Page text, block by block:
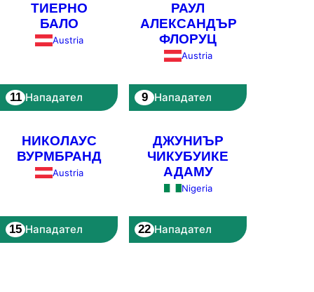
ТИЕРНО
БАЛО
Austria
11 Нападател
РАУЛ
АЛЕКСАНДЪР
ФЛОРУЦ
Austria
9 Нападател
НИКОЛАУС
ВУРМБРАНД
Austria
15 Нападател
ДЖУНИЪР
ЧИКУБУИКЕ
АДАМУ
Nigeria
22 Нападател